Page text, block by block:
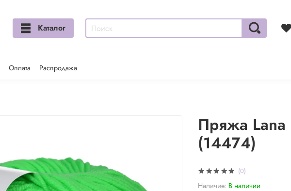
Каталог
Оплата Распродажа
(0)
Наличие: В наличии
Пряжа Lana
(14474)